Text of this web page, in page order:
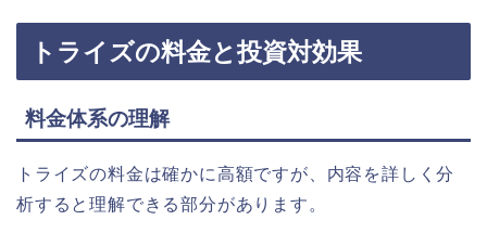
トライズの料金と投資対効果
料金体系の理解
トライズの料金は確かに高額ですが、内容を詳しく分
析すると理解できる部分があります。